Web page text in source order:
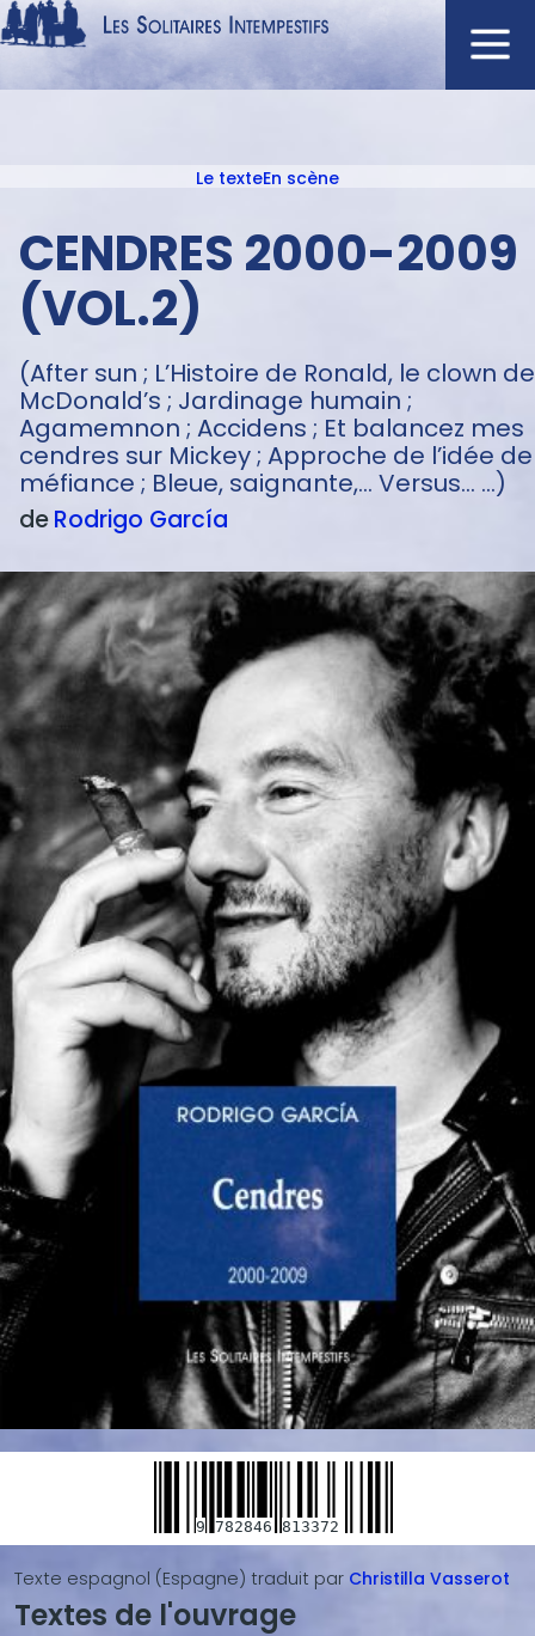
Aller
au
principal
Navigation
AUTEURS
À L'AFFICHE
DISTINCTIONS
CRITIQUES
PODCASTS
texte
Le texteEn scène
CENDRES 2000-2009
(VOL.2)
(After sun ; L’Histoire de Ronald, le clown de
McDonald’s ; Jardinage humain ;
Agamemnon ; Accidens ; Et balancez mes
cendres sur Mickey ; Approche de l’idée de
méfiance ; Bleue, saignante,... Versus... ...)
deRodrigo García
9 782846 813372
Texte espagnol (Espagne) traduit par Christilla Vasserot
Blocs
Textes de l'ouvrage